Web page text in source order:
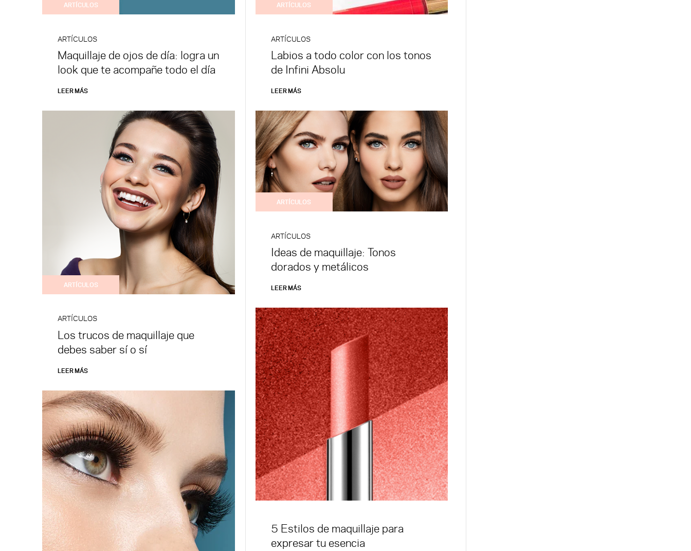
ARTÍCULOS
ARTÍCULOS
Maquillaje de ojos de día: logra un
look que te acompañe todo el día
LEER MÁS
ARTÍCULOS
ARTÍCULOS
Los trucos de maquillaje que
debes saber sí o sí
LEER MÁS
ARTÍCULOS
ARTÍCULOS
Labios a todo color con los tonos
de Infini Absolu
LEER MÁS
ARTÍCULOS
ARTÍCULOS
Ideas de maquillaje: Tonos
dorados y metálicos
LEER MÁS
5 Estilos de maquillaje para
expresar tu esencia